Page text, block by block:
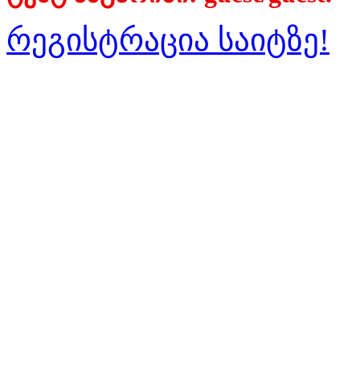
რეგისტრაცია საიტზე!